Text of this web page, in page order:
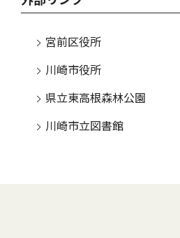
宮前区役所
川崎市役所
県立東高根森林公園
川崎市立図書館